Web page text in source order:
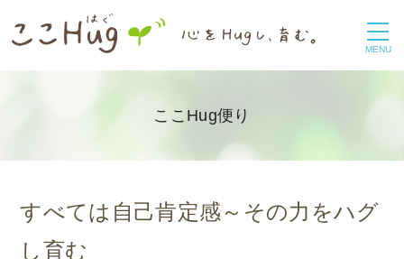
MENU
ここHug便り
すべては自己肯定感～その力をハグ
し育む